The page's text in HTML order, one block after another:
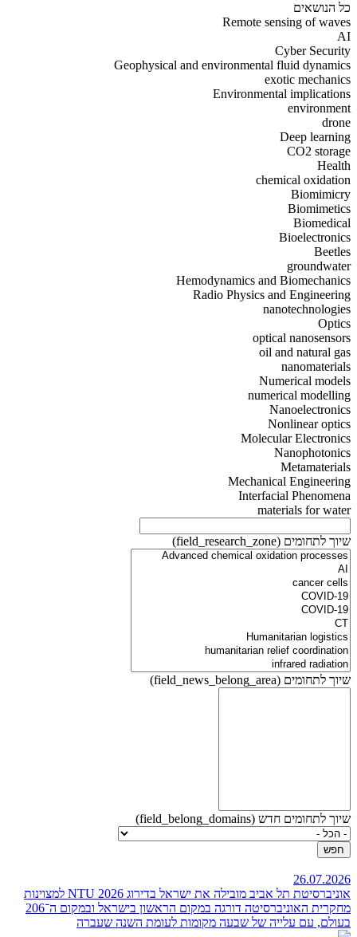
כל הנושאים
Remote sensing of waves
AI
Cyber Security
Geophysical and environmental fluid dynamics
exotic mechanics
Environmental implications
environment
drone
Deep learning
CO2 storage
Health
chemical oxidation
Biomimicry
Biomimetics
Biomedical
Bioelectronics
Beetles
groundwater
Hemodynamics and Biomechanics
Radio Physics and Engineering
nanotechnologies
Optics
optical nanosensors
oil and natural gas
nanomaterials
Numerical models
numerical modelling
Nanoelectronics
Nonlinear optics
Molecular Electronics
Nanophotonics
Metamaterials
Mechanical Engineering
Interfacial Phenomena
materials for water
שיוך לתחומים (field_research_zone)
שיוך לתחומים (field_news_belong_area)
שיוך לתחומים חדש (field_belong_domains)
26.07.2026
אוניברסיטת תל אביב מובילה את ישראל בדירוג NTU 2026 למצוינות
מחקרית
האוניברסיטה דורגה במקום הראשון בישראל ובמקום ה־206
בעולם, עם עלייה של שבעה מקומות לעומת השנה שעברה